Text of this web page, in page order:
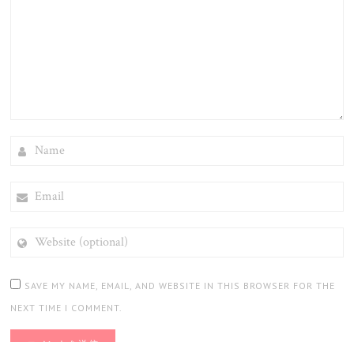
(OPTIONAL)
SAVE MY NAME, EMAIL, AND WEBSITE IN THIS BROWSER FOR THE
NEXT TIME I COMMENT.